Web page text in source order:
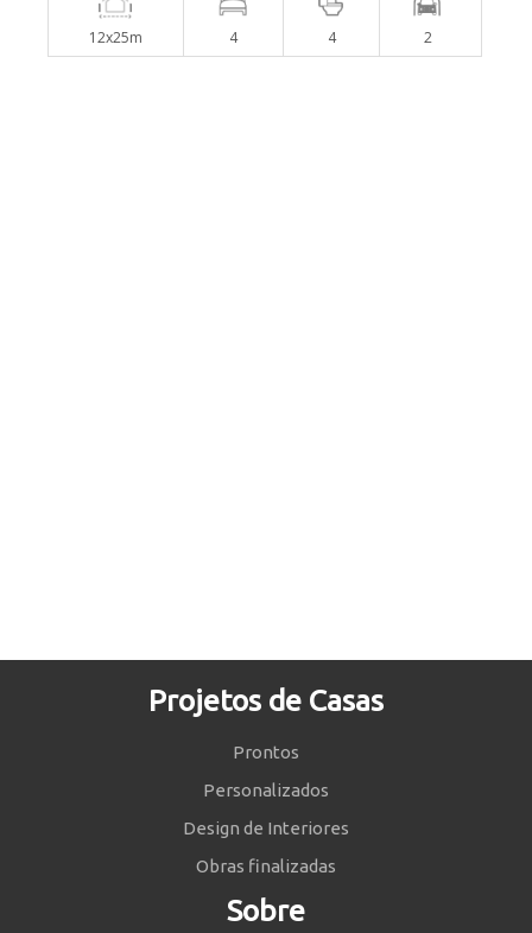
12x25m 4 4 2
Projetos de Casas
Prontos
Personalizados
Design de Interiores
Obras finalizadas
Sobre